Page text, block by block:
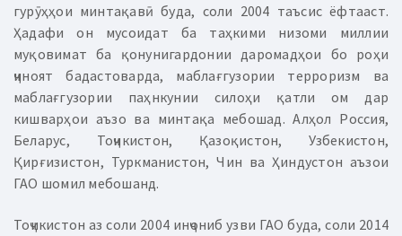
гурӯҳҳои минтақавӣ буда, соли 2004 таъсис ёфтааст.
Ҳадафи он мусоидат ба таҳкими низоми миллии
муқовимат ба қонунигардонии даромадҳои бо роҳи
ҷиноят бадастоварда, маблағгузории терроризм ва
маблағгузории паҳнкунии силоҳи қатли ом дар
кишварҳои аъзо ва минтақа мебошад. Алҳол Россия,
Беларус, Тоҷикистон, Қазоқистон, Узбекистон,
Қирғизистон, Туркманистон, Чин ва Ҳиндустон аъзои
ГАО шомил мебошанд.
Тоҷикистон аз соли 2004 инҷониб узви ГАО буда, соли 2014